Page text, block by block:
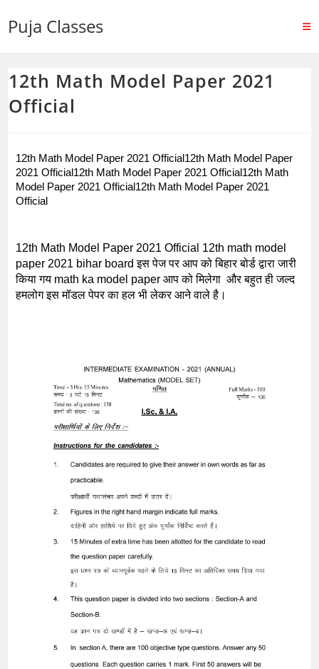
Puja Classes
12th Math Model Paper 2021
Official
12th Math Model Paper 2021 Official12th Math Model Paper
2021 Official12th Math Model Paper 2021 Official12th Math
Model Paper 2021 Official12th Math Model Paper 2021
Official
12th Math Model Paper 2021 Official 12th math model
paper 2021 bihar board इस पेज पर आप को बिहार बोर्ड द्वारा जारी
किया गय math ka model paper आप को मिलेगा  और बहुत ही जल्द
हमलोग इस मॉडल पेपर का हल भी लेकर आने वाले है।